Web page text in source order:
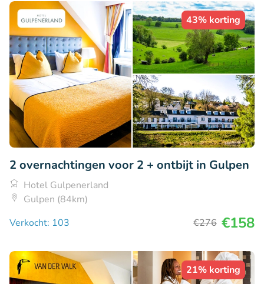
43% korting
2 overnachtingen voor 2 + ontbijt in Gulpen
Hotel Gulpenerland
Gulpen (84km)
Verkocht: 103
€276 €158
21% korting